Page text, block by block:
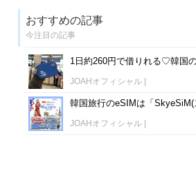
おすすめの記事
今注目の記事
JOAHオフィシャル|
JOAHオフィシャル|